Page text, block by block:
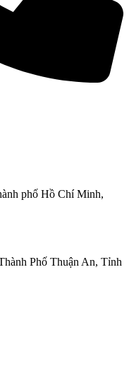
phố Hồ Chí Minh,
Phố Thuận An, Tỉnh